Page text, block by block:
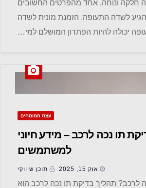
חלקה ונוחה. אחד מהפרטים החשובים
לשדה התעופה. הזמנת מונית לשדה
יכולה להיות הפתרון המושלם למי…
עצת המומחים
תו נכה לרכב – מידע חיוני
למשתמשים
אוק 15, 2025 תוכן שיווקי
לרכב? תהליך בדיקת תו נכה לרכב הוא